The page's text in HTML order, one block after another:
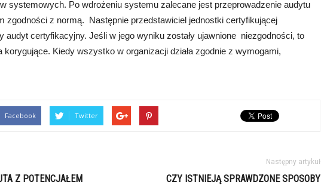
systemowych. Po wdrożeniu systemu zalecane jest przeprowadzenie audytu
zgodności z normą. Następnie przedstawiciel jednostki certyfikującej
audyt certyfikacyjny. Jeśli w jego wyniku zostały ujawnione niezgodności, to
korygujące. Kiedy wszystko w organizacji działa zgodnie z wymogami,
Facebook Twitter
Z POTENCJAŁEM
Następny artykuł
CZY ISTNIEJĄ SPRAWDZONE SPOSOBY